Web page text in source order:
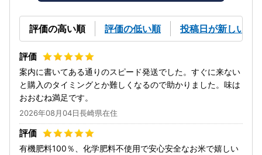
評価の高い順 評価の低い順 投稿日が新しい順
案内に書いてある通りのスピード発送でした。すぐに来ない
と購入のタイミングとか難しくなるので助かりました。味は
おおむね満足です。
2026年08月04日長崎県在住
有機肥料100％、化学肥料不使用で安心安全なお米で嬉しい